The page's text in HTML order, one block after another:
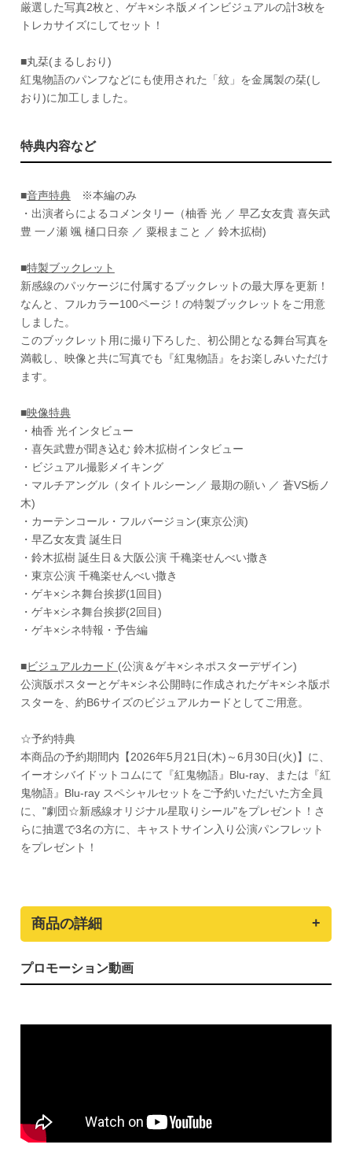
厳選した写真2枚と、ゲキ×シネ版メインビジュアルの計3枚を
トレカサイズにしてセット！
■丸栞(まるしおり)
紅鬼物語のパンフなどにも使用された「紋」を金属製の栞(し
おり)に加工しました。
特典内容など
■音声特典
※本編のみ
・出演者らによるコメンタリー（柚香 光 ／ 早乙女友貴 喜矢武
豊 一ノ瀬 颯 樋口日奈 ／ 粟根まこと ／ 鈴木拡樹)
■特製ブックレット
新感線のパッケージに付属するブックレットの最大厚を更新！
なんと、フルカラー100ページ！の特製ブックレットをご用意
しました。
このブックレット用に撮り下ろした、初公開となる舞台写真を
満載し、映像と共に写真でも『紅鬼物語』をお楽しみいただけ
ます。
■映像特典
・柚香 光インタビュー
・喜矢武豊が聞き込む 鈴木拡樹インタビュー
・ビジュアル撮影メイキング
・マルチアングル（タイトルシーン／ 最期の願い ／ 蒼VS栃ノ
木)
・カーテンコール・フルバージョン(東京公演)
・早乙女友貴 誕生日
・鈴木拡樹 誕生日＆大阪公演 千穐楽せんべい撒き
・東京公演 千穐楽せんべい撒き
・ゲキ×シネ舞台挨拶(1回目)
・ゲキ×シネ舞台挨拶(2回目)
・ゲキ×シネ特報・予告編
■ビジュアルカード (公演＆ゲキ×シネポスターデザイン)
公演版ポスターとゲキ×シネ公開時に作成されたゲキ×シネ版ポ
スターを、約B6サイズのビジュアルカードとしてご用意。
☆予約特典
本商品の予約期間内【2026年5月21日(木)～6月30日(火)】に、
イーオシバイドットコムにて『紅鬼物語』Blu-ray、または『紅
鬼物語』Blu-ray スペシャルセットをご予約いただいた方全員
に、"劇団☆新感線オリジナル星取りシール"をプレゼント！さ
らに抽選で3名の方に、キャストサイン入り公演パンフレット
をプレゼント！
商品の詳細
プロモーション動画